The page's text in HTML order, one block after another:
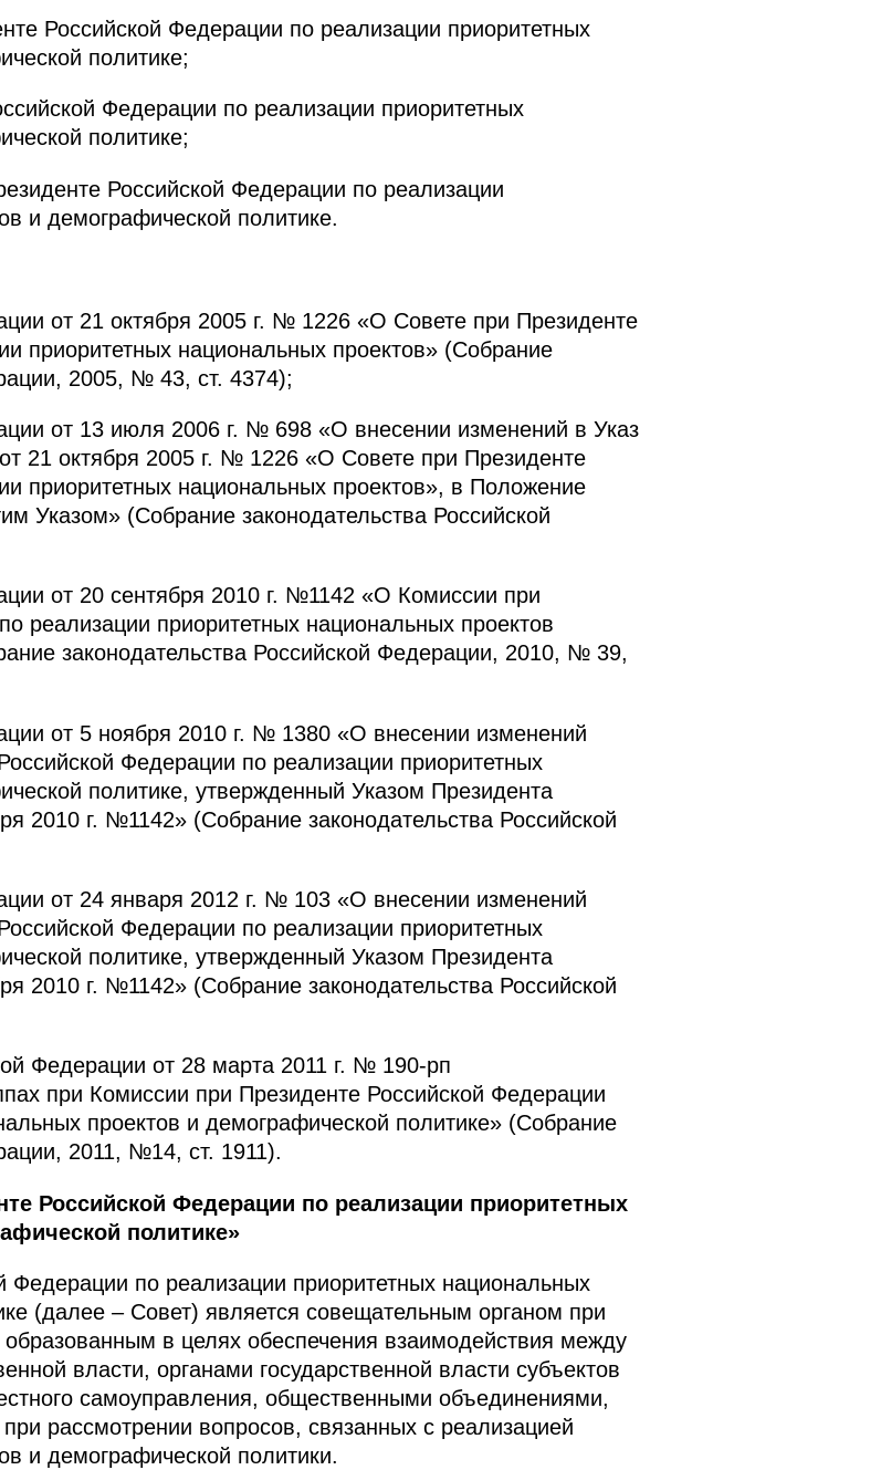
Российской Федерации по реализации приоритетных
политике;
Федерации по реализации приоритетных
политике;
Российской Федерации по реализации
и демографической политике.
от 21 октября 2005 г. № 1226 «О Совете при Президенте
приоритетных национальных проектов» (Собрание
2005, № 43, ст. 4374);
от 13 июля 2006 г. № 698 «О внесении изменений в Указ
21 октября 2005 г. № 1226 «О Совете при Президенте
приоритетных национальных проектов», в Положение
Указом» (Собрание законодательства Российской
от 20 сентября 2010 г. №1142 «О Комиссии при
реализации приоритетных национальных проектов
законодательства Российской Федерации, 2010, № 39,
от 5 ноября 2010 г. № 1380 «О внесении изменений
Федерации по реализации приоритетных
политике, утвержденный Указом Президента
2010 г. №1142» (Собрание законодательства Российской
от 24 января 2012 г. № 103 «О внесении изменений
Федерации по реализации приоритетных
политике, утвержденный Указом Президента
2010 г. №1142» (Собрание законодательства Российской
Федерации от 28 марта 2011 г. № 190-рп
при Комиссии при Президенте Российской Федерации
проектов и демографической политике» (Собрание
2011, №14, ст. 1911).
Российской Федерации по реализации приоритетных
политике»
Федерации по реализации приоритетных национальных
(далее – Совет) является совещательным органом при
в целях обеспечения взаимодействия между
власти, органами государственной власти субъектов
самоуправления, общественными объединениями,
рассмотрении вопросов, связанных с реализацией
и демографической политики.